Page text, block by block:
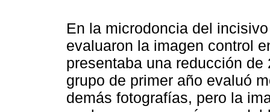
En la microdoncia del
evaluaron la imagen control
presentaba una reducción
grupo de primer año evaluó
demás fotografías, pero la